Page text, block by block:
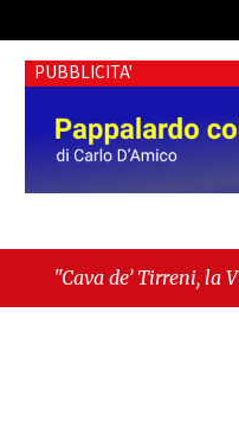
PUBBLICITA'
la Villa Vecchia oltre i
seduta consiliare: